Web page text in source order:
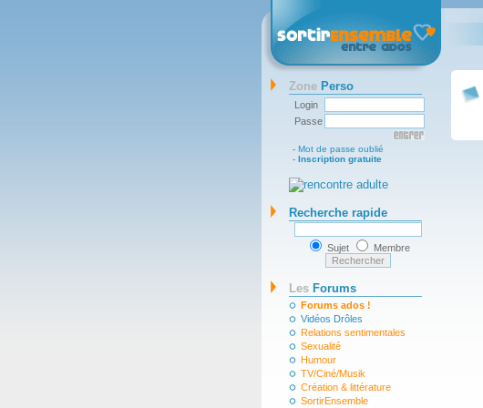
Zone Perso
Login
Passe
- Mot de passe oublié
- Inscription gratuite
Recherche rapide
Sujet Membre
Les Forums
Forums ados !
Vidéos Drôles
Relations sentimentales
Sexualité
Humour
TV/Ciné/Musik
Création & littérature
SortirEnsemble